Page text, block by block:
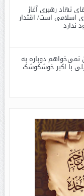
نهاد رهبری آغاز
اسلامی است/ اقتدار
ندارد
دوباره به
با اکبر خوشکوشک